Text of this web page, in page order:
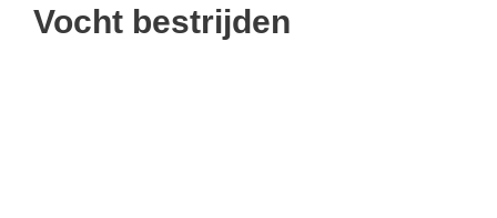
Vocht bestrijden